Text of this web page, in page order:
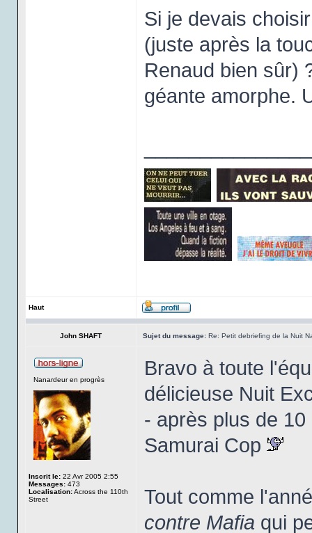
Si je devais
(juste après la
Renaud bien sûr)
géante amorphe.
Haut
John SHAFT Sujet du message: Re: Petit debriefing de la Nuit
Nanardeur en progrès
Inscrit le: 22 Avr 2005 2:55
Messages: 473
Localisation:Across the 110th
Street
Bravo à toute
délicieuse Nuit
- après plus de
Samurai Cop
Tout comme
contre Mafia qui